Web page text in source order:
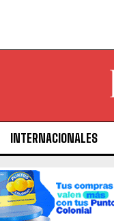
INTERNACIONALES